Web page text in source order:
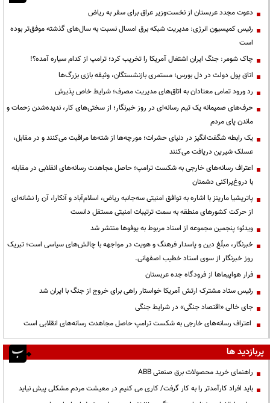
دعوت مجدد عربستان از نخست‌وزیر عراق برای سفر به ریاض
رئیس کمیسیون انرژی: مدیریت شبکه برق امسال نسبت به سال‌های گذشته موفق‌تر بوده
است
چاک شومر: جنگ ایران اشتغال آمریکا را تخریب کرد؛ ترامپ از کدام سیاره آمده؟!
اتاق پول دولت در دل بورس؛ مستمری بازنشستگان، وثیقه بازی بزرگ‌ها
رد ورود تمامی معتادان به اتاق‌های مدیریت مصرف؛ شرایط خاص پذیرش
حرف‌های صمیمانه یک تیم رسانه‌ای در روز خبرنگار؛ از سختی‌های کار، ندیده‌شدن زحمات و
ماندن پای مردم
یک رابطه شگفت‌انگیز در دنیای حشرات؛ مورچه‌ها از شته‌ها مراقبت می‌کنند و در مقابل،
عسلک شیرین دریافت می‌کنند
اعتراف رسانه‌های خارجی به شکست ترامپ؛ حاصل مجاهدت رسانه‌های انقلابی در مقابله
با دروغ‌پراکنی دشمنان
پاتریشیا مارینز با اشاره به توافق امنیتی سه‌جانبه ریاض، اسلام‌آباد و آنکارا، آن را نشانه‌ای
از حرکت کشورهای منطقه به سمت ترتیبات امنیتی مستقل دانست
ویدئو؛ پنجمین مجموعه از اسناد مربوط به یوفوها منتشر شد
خبرنگار، مبلّغ دین و پاسدار فرهنگ و هویت در مواجهه با چالش‌های سیاسی است؛ تبریک
روز خبرنگار از سوی استاد خطیب اصفهانی.
فرار هواپیماها از فرودگاه جده عربستان
رئیس ستاد مشترک ارتش آمریکا خواستار راهی برای خروج از جنگ با ایران شد
جای خالی «اقتصاد جنگی» در شرایط جنگی
اعتراف رسانه‌های خارجی به شکست ترامپ حاصل مجاهدت رسانه‌های انقلابی است
پربازدید ها
راهنمای خرید محصولات برق صنعتی ABB
باید افراد کارآمدتر را به کار گرفت/ کاری می کنیم در معیشت مردم مشکلی پیش نیاید